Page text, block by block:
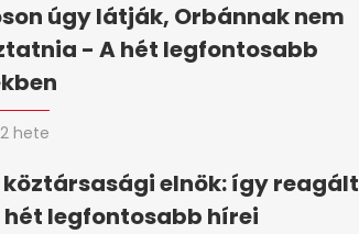
úgy látják, Orbánnak nem
- A hét legfontosabb
2 hete
köztársasági elnök: így reagált
hét legfontosabb hírei